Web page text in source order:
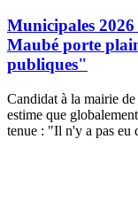
Municipales
Maubé porte
publiques"
Candidat à la mairie
estime que
tenue : "Il n'y a pas eu